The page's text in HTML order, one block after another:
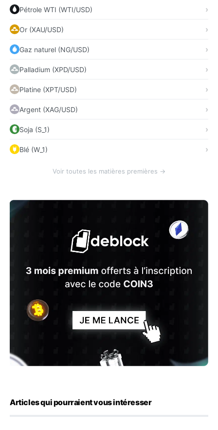
Pétrole WTI (WTI/USD)
Or (XAU/USD)
Gaz naturel (NG/USD)
Palladium (XPD/USD)
Platine (XPT/USD)
Argent (XAG/USD)
Soja (S_1)
Blé (W_1)
Voir toutes les matières premières →
Articles qui pourraient vous intéresser